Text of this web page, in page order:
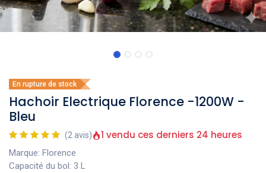
En rupture de stock
Hachoir Electrique Florence -1200W -
Bleu
(2 avis) 1 vendu ces derniers 24 heures
Marque: Florence
Capacité du bol: 3 L